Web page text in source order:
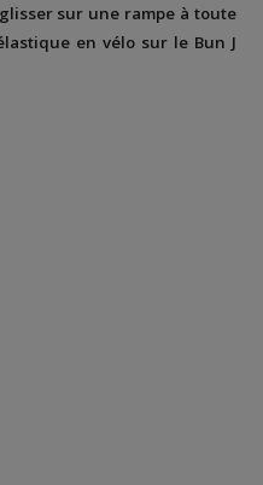
sur une rampe à toute
en vélo sur le Bun J